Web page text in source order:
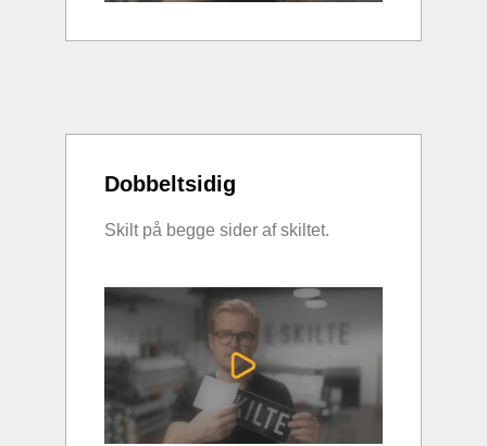
Dobbeltsidig
Skilt på begge sider af skiltet.